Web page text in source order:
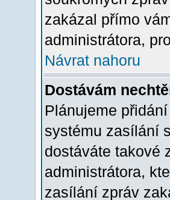
zakázal přímo
administrátora,
Návrat nahoru
Dostávám
Plánujeme
systému zasílání
dostáváte takové
administrátora,
zasílání zpráv